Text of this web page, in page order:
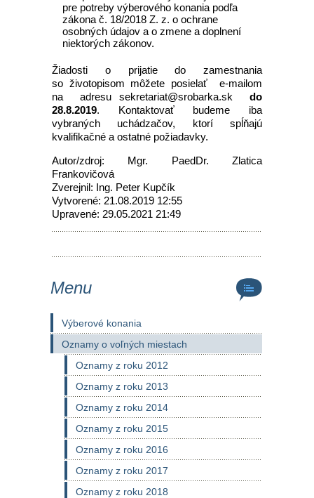
pre potreby výberového konania podľa
zákona č. 18/2018 Z. z. o ochrane
osobných údajov a o zmene a doplnení
niektorých zákonov.
Žiadosti o prijatie do zamestnania
so životopisom môžete posielať e-mailom
na adresu sekretariat@srobarka.sk do
28.8.2019. Kontaktovať budeme iba
vybraných uchádzačov, ktorí spĺňajú
kvalifikačné a ostatné požiadavky.
Autor/zdroj: Mgr. PaedDr. Zlatica
Frankovičová
Zverejnil: Ing. Peter Kupčík
Vytvorené: 21.08.2019 12:55
Upravené: 29.05.2021 21:49
Menu
Výberové konania
Oznamy o voľných miestach
Oznamy z roku 2012
Oznamy z roku 2013
Oznamy z roku 2014
Oznamy z roku 2015
Oznamy z roku 2016
Oznamy z roku 2017
Oznamy z roku 2018